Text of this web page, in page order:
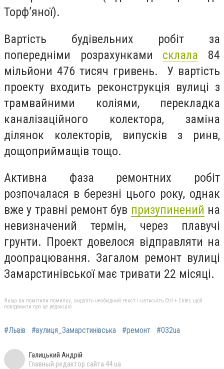
Торф’яної).
Вартість будівельних робіт за
попередніми розрахунками склала 84
мільйони 476 тисяч гривень. У вартість
проекту входить реконструкція вулиці з
трамвайними коліями, перекладка
каналізаційного колектора, заміна
ділянок колекторів, випусків з ринв,
дощоприймащів тощо.
Активна фаза ремонтних робіт
розпочалася в березні цього року, однак
вже у травні ремонт був призупинений на
невизначений термін, через плавучі
грунти. Проект довелося відправляти на
доопрацювання. Загалом ремонт вулиці
Замарстинівської має тривати 22 місяці.
Якщо ви помітили помилку, виділіть необхідний текст і натисніть Ctrl + Enter, щоб
повідомити про це редакцію
#Львів #вулиця_Замарстинівська #ремонт #032ua
Галицький Андрій
Главный редактор сайта 44.ua